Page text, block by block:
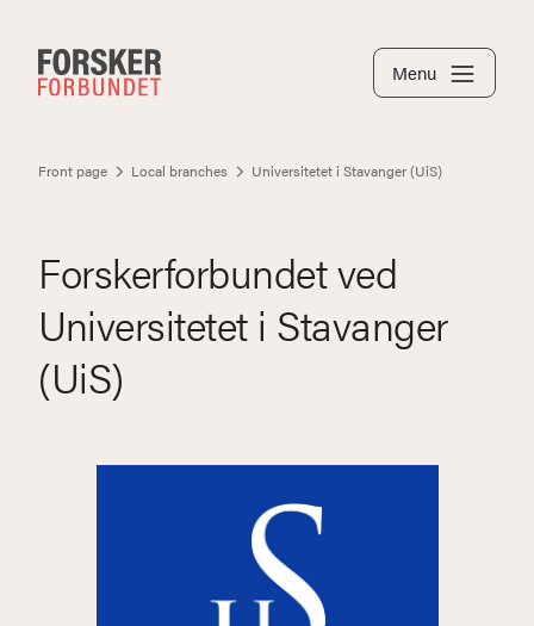
Menu
Front page Local branches Universitetet i Stavanger (UiS)
Forskerforbundet ved
Universitetet i Stavanger
(UiS)